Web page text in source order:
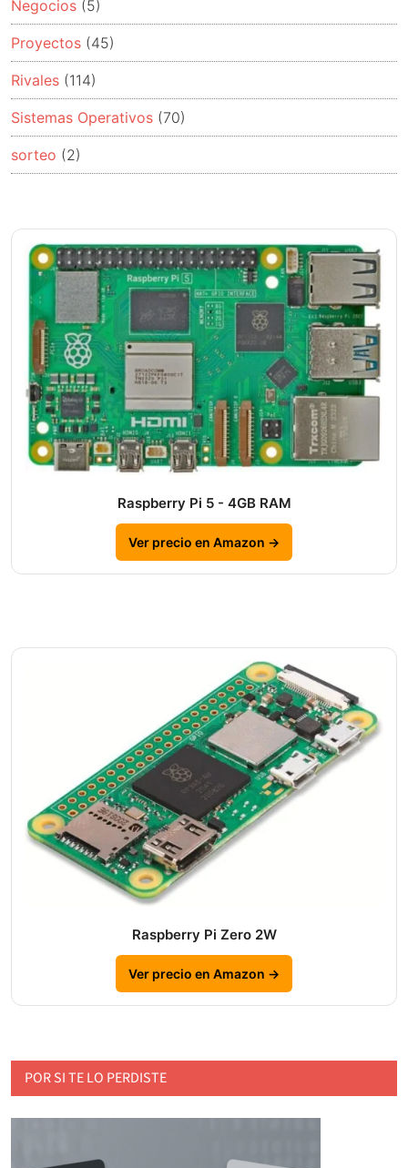
Negocios (5)
Proyectos (45)
Rivales (114)
Sistemas Operativos (70)
sorteo (2)
Raspberry Pi 5 - 4GB RAM
Ver precio en Amazon →
Raspberry Pi Zero 2W
Ver precio en Amazon →
POR SI TE LO PERDISTE